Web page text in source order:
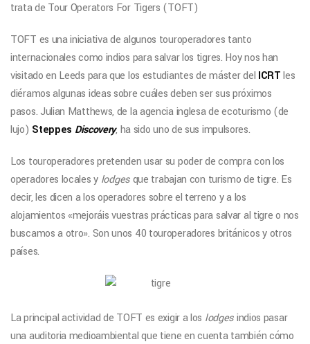
trata de Tour Operators For Tigers (TOFT)
TOFT es una iniciativa de algunos touroperadores tanto
internacionales como indios para salvar los tigres. Hoy nos han
visitado en Leeds para que los estudiantes de máster del ICRTles
diéramos algunas ideas sobre cuáles deben ser sus próximos
pasos. Julian Matthews, de la agencia inglesa de ecoturismo (de
lujo) Steppes Discovery, ha sido uno de sus impulsores.
Los touroperadores pretenden usar su poder de compra con los
operadores locales y lodgesque trabajan con turismo de tigre. Es
decir, les dicen a los operadores sobre el terreno y a los
alojamientos «mejoráis vuestras prácticas para salvar al tigre o nos
buscamos a otro». Son unos 40 touroperadores británicos y otros
países.
La principal actividad de TOFT es exigir a los lodgesindios pasar
una auditoria medioambiental que tiene en cuenta también cómo